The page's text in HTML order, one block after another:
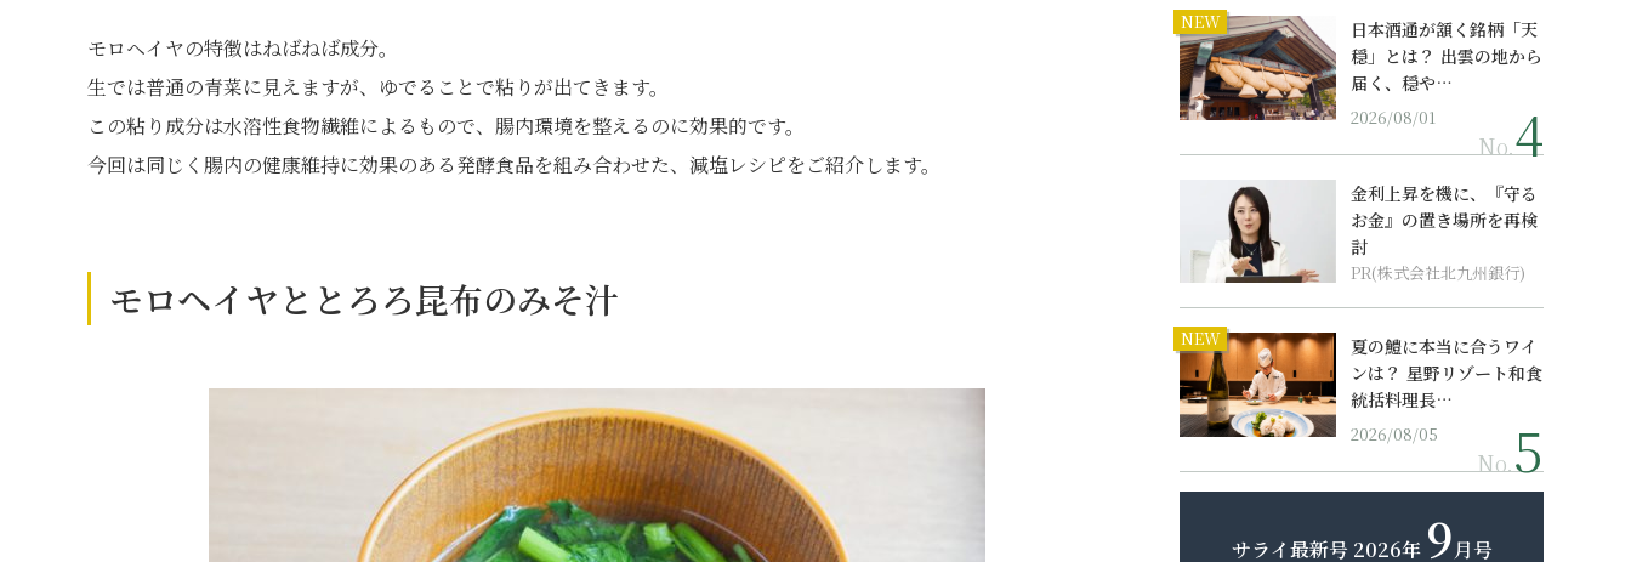
モロヘイヤの特徴はねばねば成分。
生では普通の青菜に見えますが、ゆでることで粘りが出てきます。
この粘り成分は水溶性食物繊維によるもので、腸内環境を整えるのに効果的です。
今回は同じく腸内の健康維持に効果のある発酵食品を組み合わせた、減塩レシピをご紹介します。
モロヘイヤととろろ昆布のみそ汁
NEW
日本酒通が頷く銘柄「天
穏」とは？ 出雲の地から
届く、穏や…
2026/08/01
No.
金利上昇を機に、『守る
お金』の置き場所を再検
討
PR(株式会社北九州銀行)
NEW
夏の鱧に本当に合うワイ
ンは？ 星野リゾート和食
統括料理長…
2026/08/05
No.
サライ最新号 2026年 9月号